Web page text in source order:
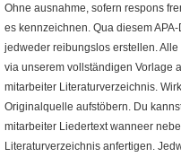
Ohne ausnahme, sofern respons
es kennzeichnen. Qua diesem
jedweder reibungslos erstellen.
via unserem vollständigen Vorlage
mitarbeiter Literaturverzeichnis.
Originalquelle aufstöbern. Du
mitarbeiter Liedertext wanneer
Literaturverzeichnis anfertigen.